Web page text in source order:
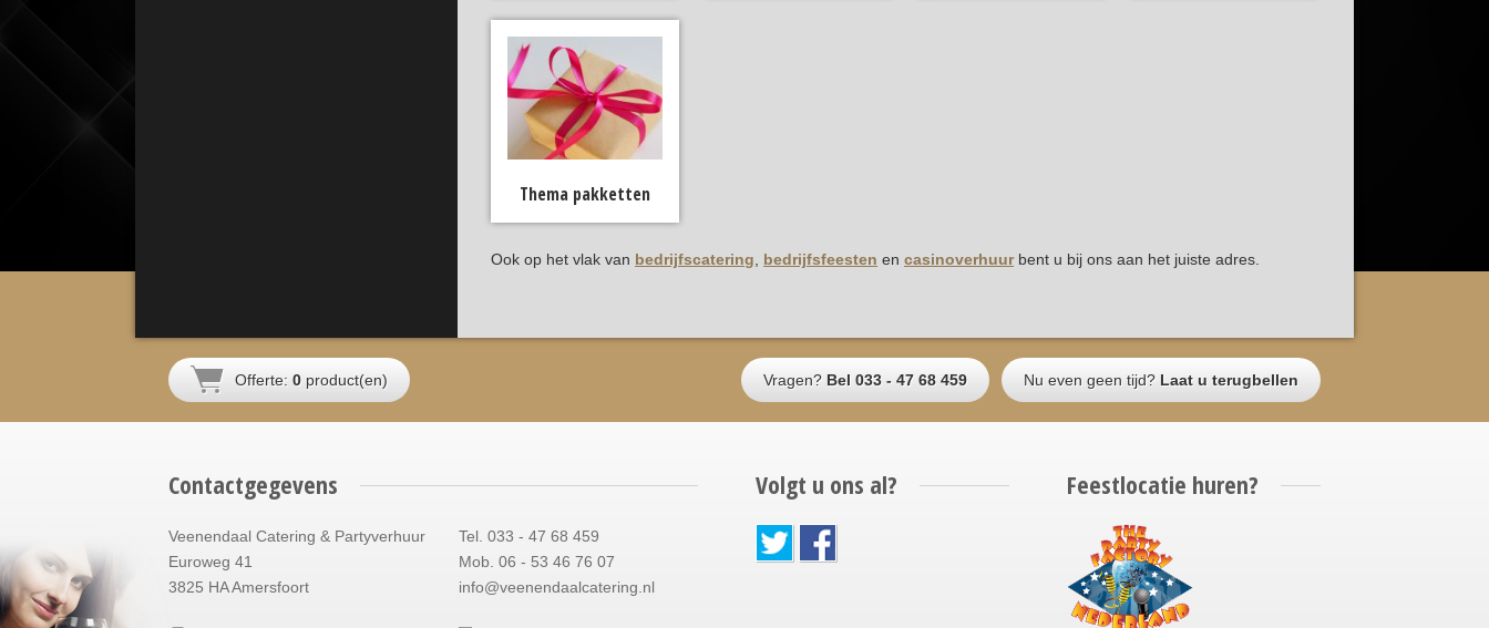
Thema pakketten
Ook op het vlak van bedrijfscatering bedrijfsfeesten encasinoverhuurbent u bij ons aan het juiste adres.
Offerte: 0 product(en) Vragen? Bel 033 - 47 68 459 Nu even geen tijd? Laat u terugbellen
Contactgegevens
Veenendaal Catering & Partyverhuur
Euroweg 41
3825 HA Amersfoort
Tel. 033 - 47 68 459
Mob. 06 - 53 46 76 07
info@veenendaalcatering.nl
Volgt u ons al? Feestlocatie huren?